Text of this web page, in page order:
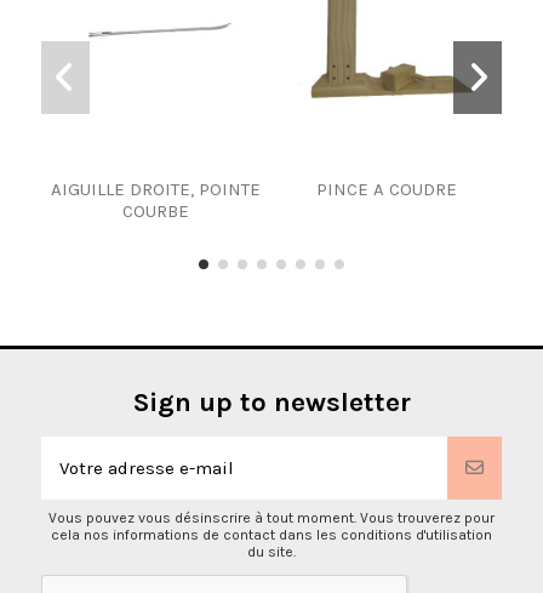
AIGUILLE DROITE, POINTE
COURBE
PINCE A COUDRE
Sign up to newsletter
Vous pouvez vous désinscrire à tout moment. Vous trouverez pour
cela nos informations de contact dans les conditions d'utilisation
du site.